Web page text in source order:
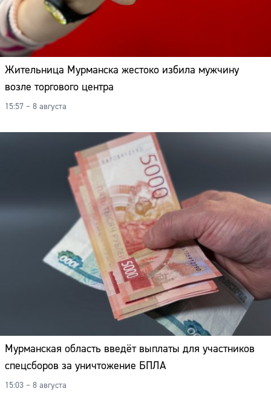
Жительница Мурманска жестоко избила мужчину
возле торгового центра
15:57 – 8 августа
Мурманская область введёт выплаты для участников
спецсборов за уничтожение БПЛА
15:03 – 8 августа